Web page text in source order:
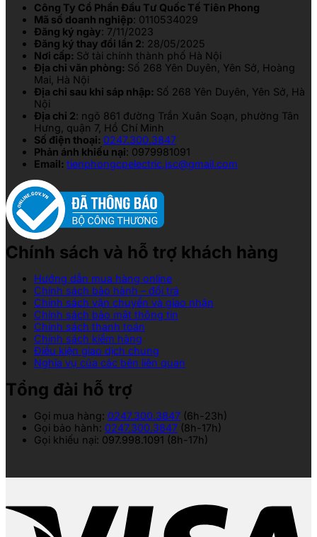
Công Ty Cổ Phần Đầu Tư Quốc Tế Tiên Phong
Mã số doanh nghiệp: 0110534029
Đăng ký ngày: 7/11/2023
Đăng ký thay đổi lần 2: 28/05/2025
Nơi cấp: Sở tài chính thành phố Hà Nội
Địa chỉ văn phòng: Số 268 Yên Duyên, Yên Sở, Hoàng
Mai, Hà Nội
Địa chỉ sau khi sáp nhập: Số 268 Yên Duyên, Yên Sở, Hà
Nội
Địa chỉ 2: ngõ 861 đường Trần Xuân Soạn, phường Tân
Hưng, quận 7, Hồ Chí Minh
Số điện thoại: 0247.300.3847
Phản ánh khiếu nại: 0979981091
Email: tienphongcpelectric.jsc@gmail.com
Chính sách và hỗ trợ khách hàng
Hướng dẫn mua hàng online
Chính sách bảo hành – đổi trả
Chính sách vận chuyển và giao nhận
Chính sách bảo mật thông tin
Chính sách thanh toán
Chính sách kiểm hàng
Điều kiện giao dịch chung
Nghĩa vụ của các bên liên quan
Tổng đài hỗ trợ
Gọi mua hàng: 0247.300.3847 (6h-23h)
Gọi bảo hành: 0247.300.3847 (8h-17h)
Gọi khiếu nại: 097.998.1091 (8h-17h)